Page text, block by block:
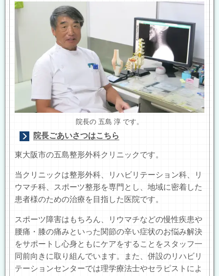
院長の 五島 淳 です。
院長ごあいさつはこちら
東大阪市の五島整形外科クリニックです。
当クリニックは整形外科、リハビリテーション科、リ
ウマチ科、スポーツ整形を専門とし、地域に密着した
患者様のための治療を目指した医院です。
スポーツ障害はもちろん、リウマチなどの慢性疾患や
腰痛・膝の痛みといった関節の辛い症状のお悩み解決
をサポートし心身ともにケアをすることをスタッフ一
同前向きに取り組んでいます。また、併設のリハビリ
テーションセンターでは理学療法士やセラピストによ